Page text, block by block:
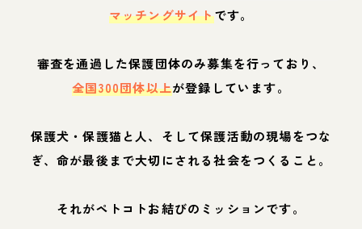
マッチングサイトです。
審査を通過した保護団体のみ募集を行っており、
全国300団体以上が登録しています。
保護犬・保護猫と人、そして保護活動の現場をつな
ぎ、命が最後まで大切にされる社会をつくること。
それがペトコトお結びのミッションです。